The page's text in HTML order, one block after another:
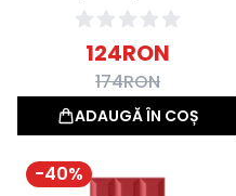
124RON
174RON
ADAUGĂ ÎN COȘ
-40%